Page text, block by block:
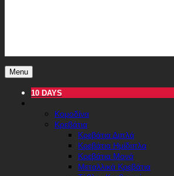
Menu
10 DAYS
Κομοδίνα
Κρεβάτια
Κρεβάτια Διπλά
Κρεβάτια Ημίδιπλα
Κρεβάτια Μονά
Μεταλλικά Κρεβάτια